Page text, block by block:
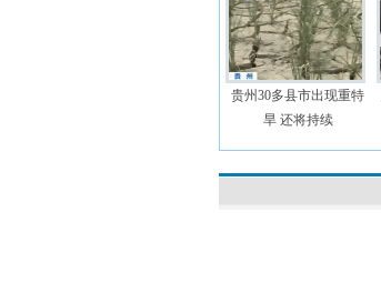
贵州30多县市出现重特
旱 还将持续